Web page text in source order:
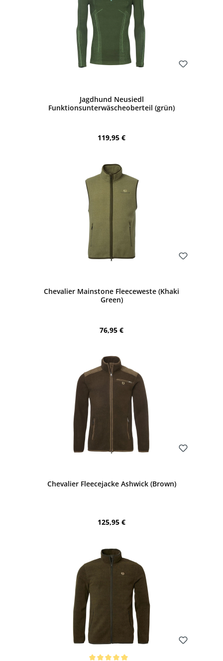
Jagdhund Neusiedl
Funktionsunterwäscheoberteil (grün)
Regulärer Preis:
119,95 €
Chevalier Mainstone Fleeceweste (Khaki
Green)
Regulärer Preis:
76,95 €
Chevalier Fleecejacke Ashwick (Brown)
Regulärer Preis:
125,95 €